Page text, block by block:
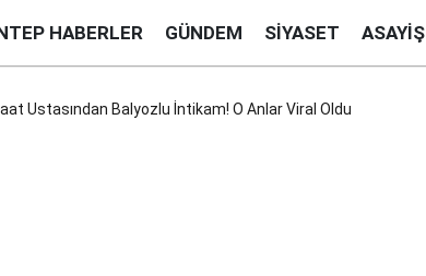
HABERLER GÜNDEM SIYASET ASAYIŞ
Ustasından Balyozlu İntikam! O Anlar Viral Oldu